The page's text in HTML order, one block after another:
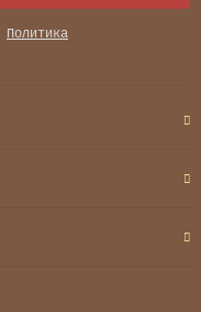
Политика